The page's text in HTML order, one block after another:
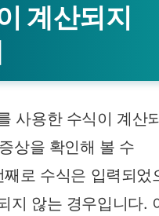
계산되지
사용한 수식이 계산
상을 확인해 볼 수
로 수식은 입력되었
지 않는 경우입니다.